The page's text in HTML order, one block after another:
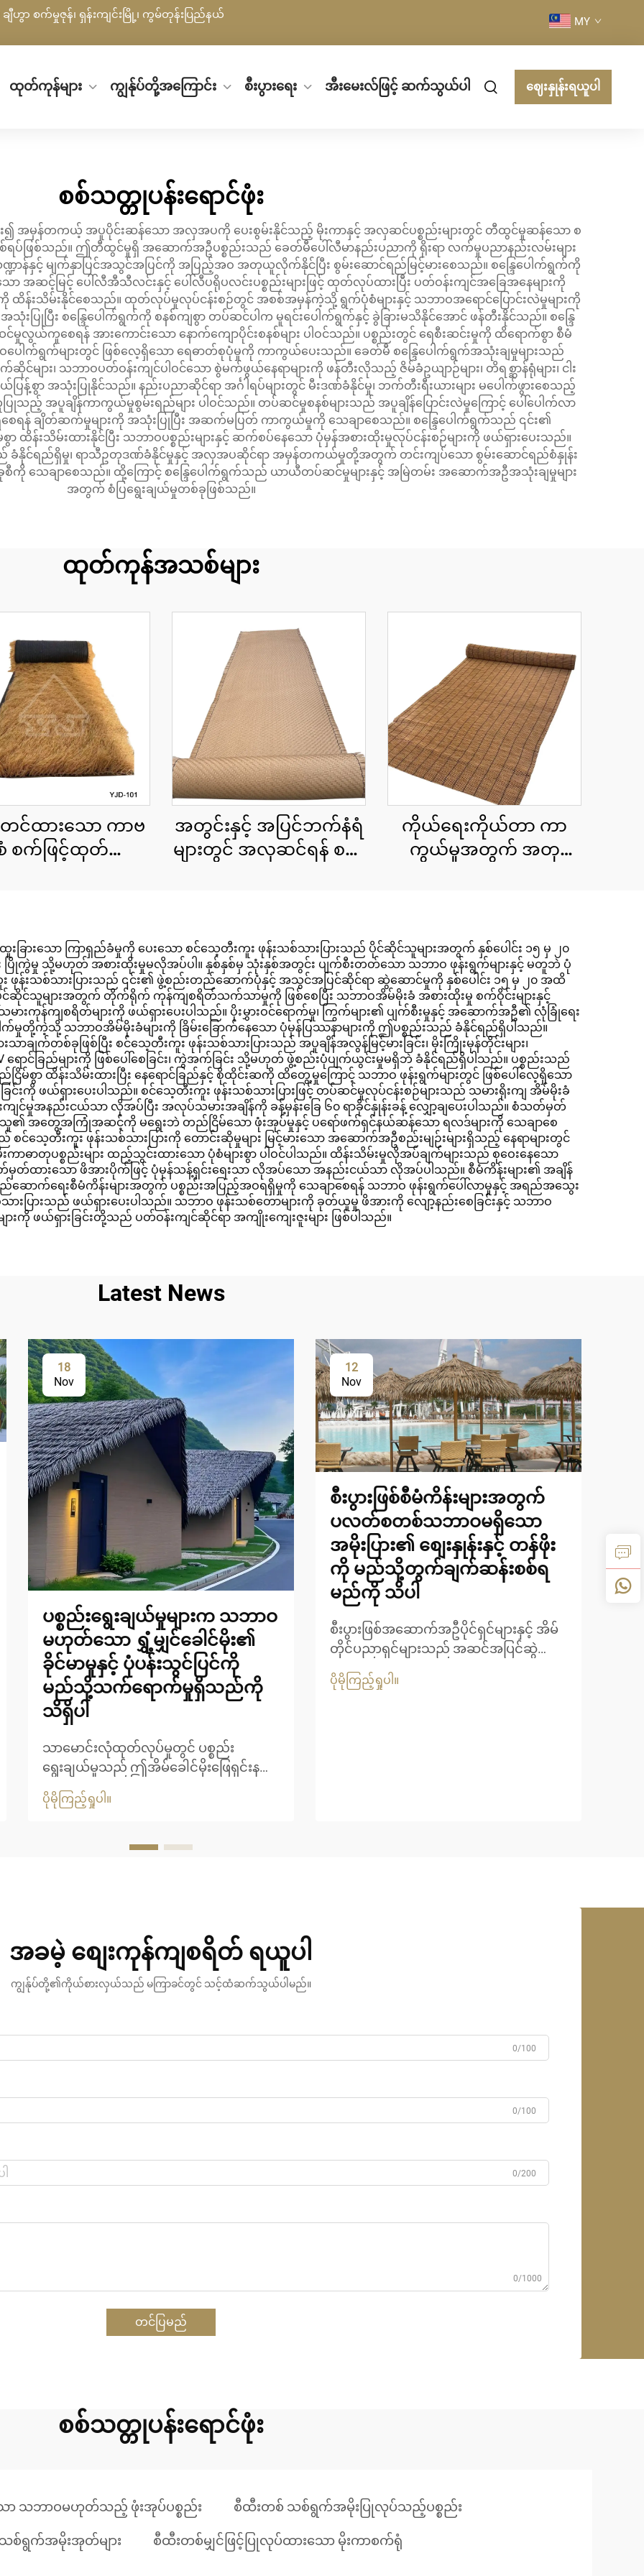
ျီဟွာ စက်မှုဇုန်၊ ရှန်းကျင်းမြို့၊ ကွမ်တုန်းပြည်နယ်
MY
ထုတ်ကုန်များ ကျွန်ုပ်တို့အကြောင်း စီးပွားရေး အီးမေးလ်ဖြင့် ဆက်သွယ်ပါ ဈေးနှုန်းရယူပါ
စစ်သတ္တုပန်းရောင်ဖုံး
း၍ အမှန်တကယ့် အပူပိုင်းဆန်သော အလှအပကို ပေးစွမ်းနိုင်သည့် မိုးကာနှင့် အလှဆင်ပစ္စည်းများတွင် တီထွင်မှုဆန်သော စ
ရပ်ဖြစ်သည်။ ဤတီထွင်မှုရှိ အဆောက်အဦပစ္စည်းသည် ခေတ်မီပေါ်လီမာနည်းပညာကို ရိုးရာ လက်မှုပညာနည်းလမ်းများ
ဏ္ဍာန်နှင့် မျက်နှာပြင်အသွင်အပြင်ကို အပြည့်အဝ အတုယူလိုက်နိုင်ပြီး စွမ်းဆောင်ရည်မြင့်မားစေသည်။ စန္ဒြေပေါက်ရွက်ကို
အဆင့်မြင့် ပေါ်လီအီသီလင်းနှင့် ပေါ်လီပရိုပလင်းပစ္စည်းများဖြင့် ထုတ်လုပ်ထားပြီး ပတ်ဝန်းကျင်အခြေအနေများကို
ထိန်းသိမ်းနိုင်စေသည်။ ထုတ်လုပ်မှုလုပ်ငန်းစဉ်တွင် အစစ်အမှန်ကဲ့သို့ ရွက်ပုံစံများနှင့် သဘာဝအရောင်ပြောင်းလဲမှုများကို
းပြုပြီး စန္ဒြေပေါက်ရွက်ကို စနစ်ကျစွာ တပ်ဆင်ပါက မူရင်းပေါက်ရွက်နှင့် ခွဲခြားမသိနိုင်အောင် ဖန်တီးနိုင်သည်။ စန္ဒြေ
ယ်ကူစေရန် အားကောင်းသော နောက်ကျောပိုင်းစနစ်များ ပါဝင်သည်။ ပစ္စည်းတွင် ရေစီးဆင်းမှုကို ထိရောက်စွာ စီမံ
ပေါက်ရွက်များတွင် ဖြစ်လေ့ရှိသော ရေဓာတ်စုပုံမှုကို ကာကွယ်ပေးသည်။ ခေတ်မီ စန္ဒြေပေါက်ရွက်အသုံးချမှုများသည်
ောက်ဆိုင်များ၊ သဘာဝပတ်ဝန်းကျင်ပါဝင်သော စွဲမက်ဖွယ်နေရာများကို ဖန်တီးလိုသည့် ဇိမ်ခံဥယျာဉ်များ၊ တိရစ္ဆာန်ရုံများ၊ ငါး
ကျယ်ပြန့်စွာ အသုံးပြုနိုင်သည်။ နည်းပညာဆိုင်ရာ အင်္ဂါရပ်များတွင် မီးဒဏ်ခံနိုင်မှု၊ ဘက်တီးရီးယားများ မပေါက်ဖွားစေသည့်
အပူချိန်ကာကွယ်မှုစွမ်းရည်များ ပါဝင်သည်။ တပ်ဆင်မှုစနစ်များသည် အပူချိန်ပြောင်းလဲမှုကြောင့် ပေါ်ပေါက်လာ
ရှိစေရန် ချိတ်ဆက်မှုများကို အသုံးပြုပြီး အဆက်မပြတ် ကာကွယ်မှုကို သေချာစေသည်။ စန္ဒြေပေါက်ရွက်သည် ၎င်း၏
းသိမ်းထားနိုင်ပြီး သဘာဝပစ္စည်းများနှင့် ဆက်စပ်နေသော ပုံမှန်အစားထိုးမှုလုပ်ငန်းစဉ်များကို ဖယ်ရှားပေးသည်။
ခံနိုင်ရည်ရှိမှု၊ ရာသီဥတုဒဏ်ခံနိုင်မှုနှင့် အလှအပဆိုင်ရာ အမှန်တကယ်မှုတို့အတွက် တင်းကျပ်သော စွမ်းဆောင်ရည်စံနှုန်း
ေချာစေသည်။ ထို့ကြောင့် စန္ဒြေပေါက်ရွက်သည် ယာယီတပ်ဆင်မှုများနှင့် အမြဲတမ်း အဆောက်အဦအသုံးချမှုများ
အတွက် စံပြရွေးချယ်မှုတစ်ခုဖြစ်သည်။
ထုတ်ကုန်အသစ်များ
င်ထားသော ကာဗ
စက်ဖြင့်ထုတ်ထား
ဆင်နိုင်ရန်
အတွင်းနှင့် အပြင်ဘက်နံရံ
များတွင် အလှဆင်ရန် စက်
ကိုယ်ရေးကိုယ်တာ ကာ
ကွယ်မှုအတွက် အတု
ြားသော ကြာရှည်ခံမှုကို ပေးသော စင်သေ့တီးကူး ဖုန်းသစ်သားပြားသည် ပိုင်ဆိုင်သူများအတွက် နှစ်ပေါင်း ၁၅ မှ ၂၀
ြိုကွဲမှု သို့မဟုတ် အစားထိုးမှုမလိုအပ်ပါ။ နှစ်နှစ်မှ သုံးနှစ်အတွင်း ပျက်စီးတတ်သော သဘာဝ ဖုန်းရွက်များနှင့် မတူဘဲ ပုံ
ဖုန်းသစ်သားပြားသည် ၎င်း၏ ဖွဲ့စည်းတည်ဆောက်ပုံနှင့် အသွင်အပြင်ဆိုင်ရာ ဆွဲဆောင်မှုကို နှစ်ပေါင်း ၁၅ မှ ၂၀ အထိ
သူများအတွက် တိုက်ရိုက် ကုန်ကျစရိတ်သက်သာမှုကို ဖြစ်စေပြီး သဘာဝအိမ်မိုးခံ အစားထိုးမှု စက်ဝိုင်းများနှင့်
ကုန်ကျစရိတ်များကို ဖယ်ရှားပေးပါသည်။ ပိုးမွှားဝင်ရောက်မှု၊ ကြွက်များ၏ ပျက်စီးမှုနှင့် အဆောက်အဦ၏ လုံခြုံရေး
ါက်မှုတို့ကဲ့သို့ သဘာဝအိမ်မိုးခံများကို ခြိမ်းခြောက်နေသော ပုံမှန်ပြဿနာများကို ဤပစ္စည်းသည် ခံနိုင်ရည်ရှိပါသည်။
ျက်တစ်ခုဖြစ်ပြီး စင်သေ့တီးကူး ဖုန်းသစ်သားပြားသည် အပူချိန်အလွန်မြင့်မားခြင်း၊ မိုးကြိုးမုန်တိုင်းများ၊
ရောင်ခြည်များကို ဖြစ်ပေါ်စေခြင်း၊ ကွဲအက်ခြင်း သို့မဟုတ် ဖွဲ့စည်းပုံပျက်ယွင်းမှုမရှိဘဲ ခံနိုင်ရည်ရှိပါသည်။ ပစ္စည်းသည်
စွာ ထိန်းသိမ်းထားပြီး နေရောင်ခြည်နှင့် စိုထိုင်းဆကို ထိတွေ့မှုကြောင့် သဘာဝ ဖုန်းရွက်များတွင် ဖြစ်ပေါ်လေ့ရှိသော
ခြင်းကို ဖယ်ရှားပေးပါသည်။ စင်သေ့တီးကူး ဖုန်းသစ်သားပြားဖြင့် တပ်ဆင်မှုလုပ်ငန်းစဉ်များသည် သမားရိုးကျ အိမ်မိုးခံ
ကျင်မှုအနည်းငယ်သာ လိုအပ်ပြီး အလုပ်သမားအချိန်ကို ခန့်မှန်းခြေ ၆၀ ရာခိုင်နှုန်းခန့် လျှော့ချပေးပါသည်။ စံသတ်မှတ်
သူ၏ အတွေ့အကြုံအဆင့်ကို မရွေးဘဲ တည်ငြိမ်သော ဖုံးအုပ်မှုနှင့် ပရော်ဖက်ရှင်နယ်ဆန်သော ရလဒ်များကို သေချာစေ
စင်သေ့တီးကူး ဖုန်းသစ်သားပြားကို တောင်းဆိုမှုများ မြင့်မားသော အဆောက်အဦစည်းမျဉ်းများရှိသည့် နေရာများတွင်
ကာဓာတုပစ္စည်းများ ထည့်သွင်းထားသော ပုံစံများစွာ ပါဝင်ပါသည်။ ထိန်းသိမ်းမှုလိုအပ်ချက်များသည် စုဝေးနေသော
မှတ်ထားသော ဖိအားပိုက်ဖြင့် ပုံမှန်သန့်ရှင်းရေးသာ လိုအပ်သော အနည်းငယ်သာ လိုအပ်ပါသည်။ စီမံကိန်းများ၏ အချိန်
က်ရေးစီမံကိန်းများအတွက် ပစ္စည်းအပြည့်အဝရရှိမှုကို သေချာစေရန် သဘာဝ ဖုန်းရွက်ပေါ်လာမှုနှင့် အရည်အသွေး
ားပြားသည် ဖယ်ရှားပေးပါသည်။ သဘာဝ ဖုန်းသစ်တောများကို ခုတ်ယူမှု ဖိအားကို လျော့နည်းစေခြင်းနှင့် သဘာဝ
ားကို ဖယ်ရှားခြင်းတို့သည် ပတ်ဝန်းကျင်ဆိုင်ရာ အကျိုးကျေးဇူးများ ဖြစ်ပါသည်။
Latest News
18
Nov
ပစ္စည်းရွေးချယ်မှုများက သဘာဝ
မဟုတ်သော ရွှံ့မျှင်ခေါင်မိုး၏
ခိုင်မာမှုနှင့် ပုံပန်းသွင်ပြင်ကို
မည်သို့သက်ရောက်မှုရှိသည်ကို
သိရှိပါ
သာမောင်းလုံထုတ်လုပ်မှုတွင် ပစ္စည်း
ရွေးချယ်မှုသည် ဤအိမ်ခေါင်မိုးဖြေရှင်းနည်း
ဆောင်မှုကို ဆုံးဖြတ်ရာတွင် အရေးပါသော
မောင်းလုံပစ္စည်းများသည် တည်ဆောက်ရေး
ပိုမိုကြည့်ရှုပါ။
12
Nov
စီးပွားဖြစ်စီမံကိန်းများအတွက်
ပလတ်စတစ်သဘာဝမရှိသော
အမိုးပြား၏ စျေးနှုန်းနှင့် တန်ဖိုး
ကို မည်သို့တွက်ချက်ဆန်းစစ်ရ
မည်ကို သိပါ
စီးပွားဖြစ်အဆောက်အဦပိုင်ရှင်များနှင့် အိမ်
တိုင်ပညာရှင်များသည် အဆင်အပြင်ဆွဲ
ထားသော အိမ်ခေါင်မိုးဖြေရှင်းနည်းများကို
ပိုမိုကြည့်ရှုပါ။
အခမဲ့ စျေးကုန်ကျစရိတ် ရယူပါ
ကျွန်ုပ်တို့၏ကိုယ်စားလှယ်သည် မကြာခင်တွင် သင့်ထံဆက်သွယ်ပါမည်။
0/100
0/100
0/200
0/1000
တင်ပြမည်
စစ်သတ္တုပန်းရောင်ဖုံး
ော သဘာဝမဟုတ်သည့် ဖုံးအုပ်ပစ္စည်း စီထီးတစ် သစ်ရွက်အမိုးပြုလုပ်သည့်ပစ္စည်း
စ်ရွက်အမိုးအုတ်များ စီထီးတစ်မျှင်ဖြင့်ပြုလုပ်ထားသော မိုးကာစက်ရုံ